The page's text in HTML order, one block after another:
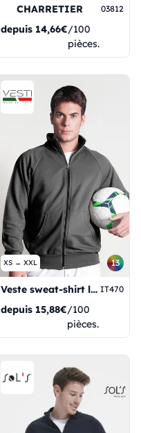
CHARRETIER 03812
depuis 14,66€/100
pièces.
XS → XXL 13
Veste sweat-shirt longue à fermeture éclair IT470
depuis 15,88€/100
pièces.